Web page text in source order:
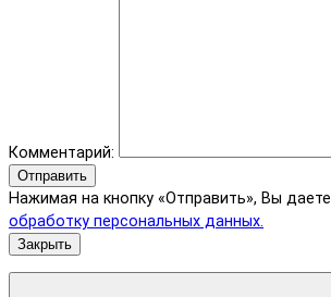
Комментарий:
Отправить
Нажимая на кнопку «Отправить», Вы даете
обработку персональных данных.
Закрыть